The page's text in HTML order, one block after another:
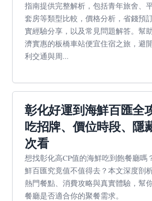
指南提供完整解析，包括青年旅舍、
套房等類型比較，價格分析，省錢預
實經驗分享，以及常見問題解答。幫
濟實惠的板橋車站便宜住宿之旅，避
利交通與周...
彰化好運到海鮮百匯全
吃招牌、價位時段、隱
次看
想找彰化高CP值的海鮮吃到飽餐廳嗎
鮮百匯究竟值不值得去？本文深度剖
熱門餐點、消費攻略與真實體驗，幫
餐廳是否適合你的聚餐需求。